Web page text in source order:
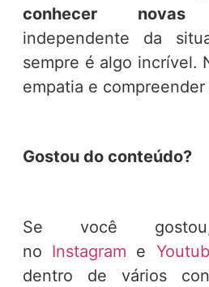
conhecer novas
independente da
sempre é algo incrível.
empatia e
Gostou do conteúdo?
Se você
no Instagram e
dentro de vários